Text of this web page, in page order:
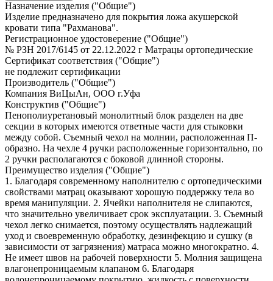
Назначение изделия ("Общие")
Изделие предназначено для покрытия ложа акушерской
кровати типа "Рахманова".
Регистрационное удостоверение ("Общие")
№ РЗН 2017/6145 от 22.12.2022 г Матрацы ортопедические
Сертификат соответствия ("Общие")
не подлежит сертификации
Производитель ("Общие")
Компания ВиЦыАн, ООО г.Уфа
Конструктив ("Общие")
Пенополиуретановый монолитный блок разделен на две
секции в которых имеются ответные части для стыковки
между собой. Съемный чехол на молнии, расположенная П-
образно. На чехле 4 ручки расположенные горизонтально, по
2 ручки располагаются с боковой длинной стороны.
Преимущество изделия ("Общие")
1. Благодаря современному наполнителю с ортопедическими
свойствами матрац оказывают хорошую поддержку тела во
время манипуляции. 2. Ячейки наполнителя не слипаются,
что значительно увеличивает срок эксплуатации. 3. Съемный
чехол легко снимается, поэтому осуществлять надлежащий
уход и своевременную обработку, дезинфекцию и сушку (в
зависимости от загрязнения) матраса можно многократно. 4.
Не имеет швов на рабочей поверхности 5. Молния защищена
влагонепроницаемым клапаном 6. Благодаря